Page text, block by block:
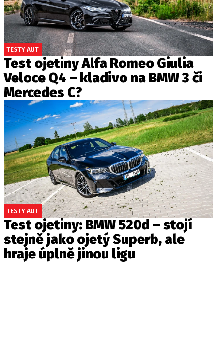
TESTY AUT
Test ojetiny Alfa Romeo Giulia
Veloce Q4 – kladivo na BMW 3 či
Mercedes C?
TESTY AUT
Test ojetiny: BMW 520d – stojí
stejně jako ojetý Superb, ale
hraje úplně jinou ligu